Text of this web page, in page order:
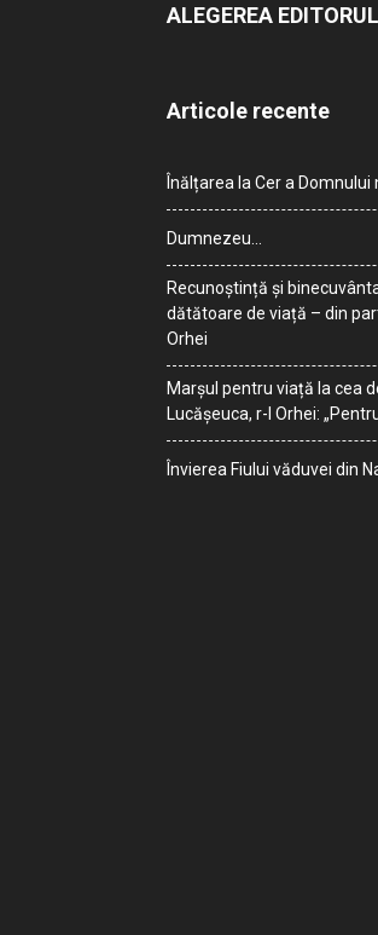
ALEGEREA
Articole recente
Înălțarea la Cer a Domnului
Dumnezeu…
Recunoștință și
dătătoare de viață – din
Orhei
Marșul pentru viață la cea
Lucășeuca, r-l Orhei:
Învierea Fiului văduvei din